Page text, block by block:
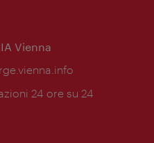
Vienna
24 ore su 24